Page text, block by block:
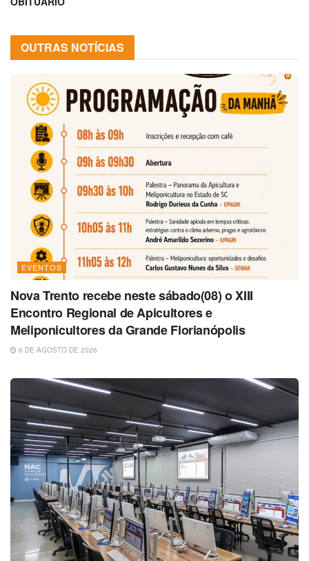
OUTRAS NOTÍCIAS
EVENTOS
Nova Trento recebe neste sábado(08) o XIII
Encontro Regional de Apicultores e
Meliponicultores da Grande Florianópolis
6 DE AGOSTO DE 2026